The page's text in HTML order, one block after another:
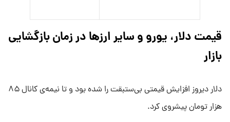
قیمت دلار، یورو و سایر ارزها در زمان بازگشایی
بازار
دلار دیروز افزایش قیمتی بی‌ستبقت را شده بود و تا نیمه‌ی کانال ۸۵
هزار تومان پیشروی کرد.